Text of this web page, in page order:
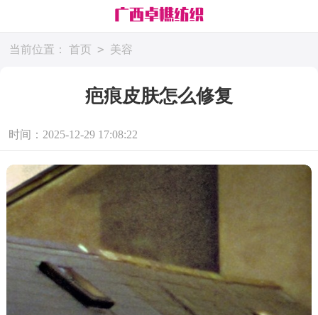
当前位置： 首页 > 美容
疤痕皮肤怎么修复
时间：2025-12-29 17:08:22